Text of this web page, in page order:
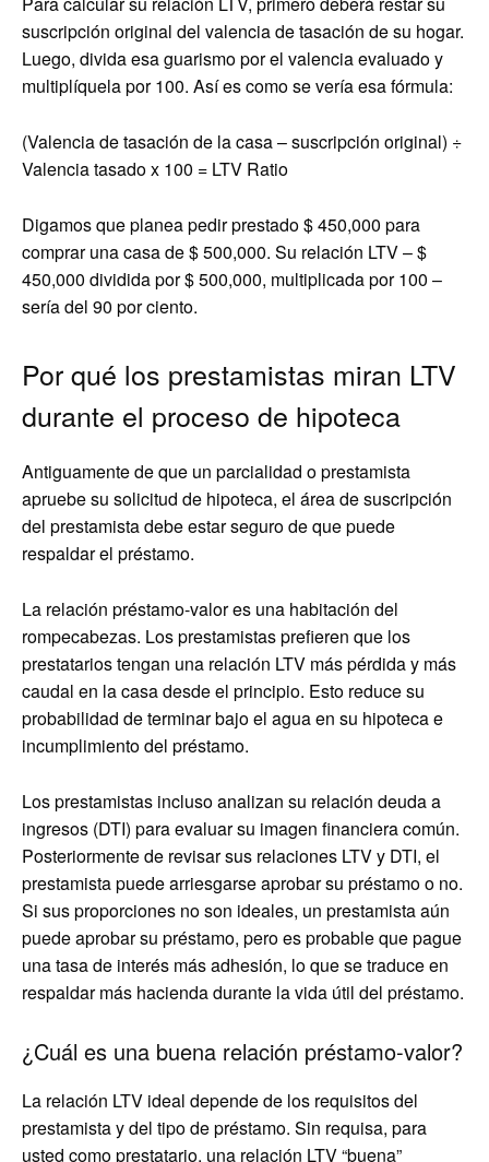
suscripción original del valencia de tasación de su hogar.
Luego, divida esa guarismo por el valencia evaluado y
multiplíquela por 100. Así es como se vería esa fórmula:
(Valencia de tasación de la casa – suscripción original) ÷ ​​
Valencia tasado x 100 = LTV Ratio
Digamos que planea pedir prestado $ 450,000 para
comprar una casa de $ 500,000. Su relación LTV – $
450,000 dividida por $ 500,000, multiplicada por 100 –
sería del 90 por ciento.
Por qué los prestamistas miran LTV
durante el proceso de hipoteca
Antiguamente de que un parcialidad o prestamista
apruebe su solicitud de hipoteca, el área de suscripción
del prestamista debe estar seguro de que puede
respaldar el préstamo.
La relación préstamo-valor es una habitación del
rompecabezas. Los prestamistas prefieren que los
prestatarios tengan una relación LTV más pérdida y más
caudal en la casa desde el principio. Esto reduce su
probabilidad de terminar bajo el agua en su hipoteca e
incumplimiento del préstamo.
Los prestamistas incluso analizan su relación deuda a
ingresos (DTI) para evaluar su imagen financiera común.
Posteriormente de revisar sus relaciones LTV y DTI, el
prestamista puede arriesgarse aprobar su préstamo o no.
Si sus proporciones no son ideales, un prestamista aún
puede aprobar su préstamo, pero es probable que pague
una tasa de interés más adhesión, lo que se traduce en
respaldar más hacienda durante la vida útil del préstamo.
¿Cuál es una buena relación préstamo-valor?
La relación LTV ideal depende de los requisitos del
prestamista y del tipo de préstamo. Sin requisa, para
usted como prestatario, una relación LTV “buena”